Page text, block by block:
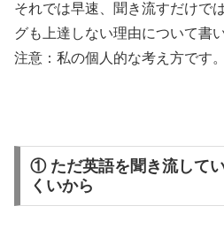
それでは早速、聞き流すだけで
グも上達しない理由について書
注意：私の個人的な考え方です。
① ただ英語を聞き流して
くいから